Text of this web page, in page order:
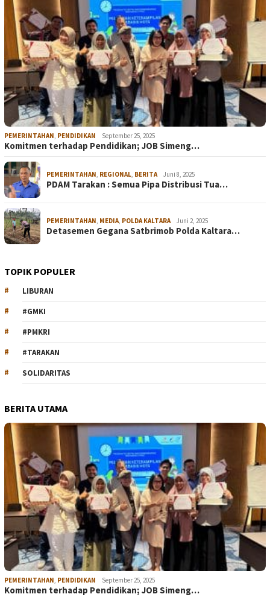
PEMERINTAHAN, PENDIDIKAN September 25, 2025
Komitmen terhadap Pendidikan; JOB Simeng…
PEMERINTAHAN, REGIONAL, BERITA Juni 8, 2025
PDAM Tarakan : Semua Pipa Distribusi Tua…
PEMERINTAHAN, MEDIA, POLDA KALTARA Juni 2, 2025
Detasemen Gegana Satbrimob Polda Kaltara…
TOPIK POPULER
LIBURAN
#GMKI
#PMKRI
#TARAKAN
SOLIDARITAS
BERITA UTAMA
PEMERINTAHAN, PENDIDIKAN September 25, 2025
Komitmen terhadap Pendidikan; JOB Simeng…